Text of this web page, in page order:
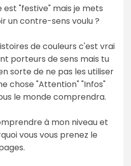
est "festive" mais je mets
un contre-sens voulu ?
de couleurs c'est vrai
porteurs de sens mais tu
sorte de ne pas les utiliser
chose "Attention" "Infos"
le monde comprendra.
à mon niveau et
vous vous prenez le